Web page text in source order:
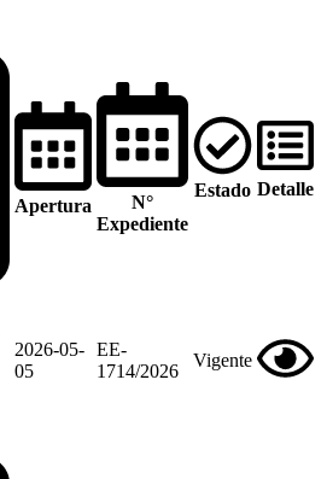
Apertura
N°
Expediente
Estado Detalle
2026-05-
05
EE-
1714/2026
Vigente